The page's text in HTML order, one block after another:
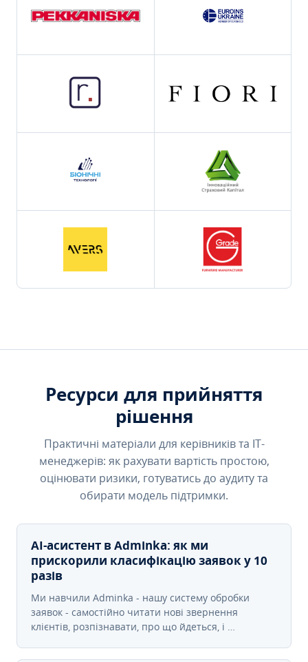
Ресурси для прийняття
рішення
Практичні матеріали для керівників та IT-
менеджерів: як рахувати вартість простою,
оцінювати ризики, готуватись до аудиту та
обирати модель підтримки.
AI-асистент в Adminka: як ми
прискорили класифікацію заявок у 10
разів
Ми навчили Adminka - нашу систему обробки
заявок - самостійно читати нові звернення
клієнтів, розпізнавати, про що йдеться, і …